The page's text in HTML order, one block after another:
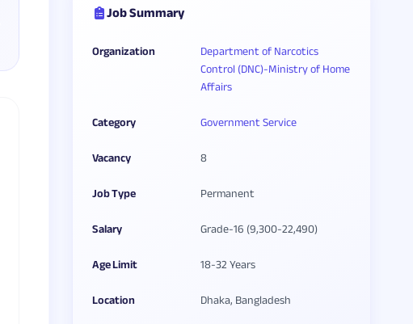
Job Summary
Organization
Department of Narcotics
Control (DNC)-Ministry of Home
Affairs
Category
Government Service
Vacancy
8
Job Type
Permanent
Salary
Grade-16 (9,300-22,490)
Age Limit
18-32 Years
Location
Dhaka, Bangladesh